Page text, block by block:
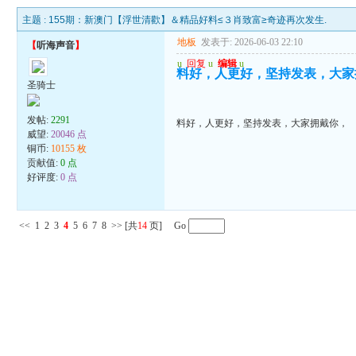
主题 : 155期：新澳门【浮世清歡】＆精品好料≤３肖致富≥奇迹再次发生.
【听海声音】
圣骑士
发帖:2291
威望:20046 点
铜币: 10155 枚
贡献值:0 点
好评度:0 点
地板 发表于: 2026-06-03 22:10
u 回复 u 编辑 u
料好，人更好，坚持发表，大
料好，人更好，坚持发表，大家拥戴你，
<< 1 2 3 4 5 6 7 8 >> [共14 页] Go